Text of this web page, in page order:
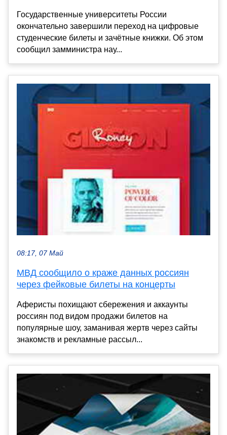
Государственные университеты России
окончательно завершили переход на цифровые
студенческие билеты и зачётные книжки. Об этом
сообщил замминистра нау...
08:17, 07 Май
МВД сообщило о краже данных россиян
через фейковые билеты на концерты
Аферисты похищают сбережения и аккаунты
россиян под видом продажи билетов на
популярные шоу, заманивая жертв через сайты
знакомств и рекламные рассыл...